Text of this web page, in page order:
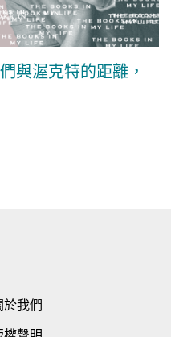
與渥克特的距離，
於我們